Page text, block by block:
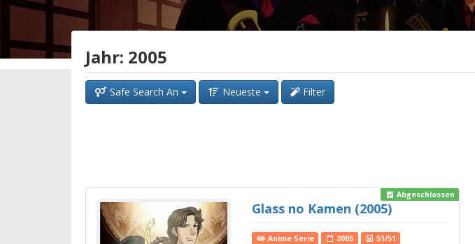
Jahr: 2005
Safe Search An Neueste Filter
Abgeschlossen
Glass no Kamen (2005)
Anime Serie 2005 51/51